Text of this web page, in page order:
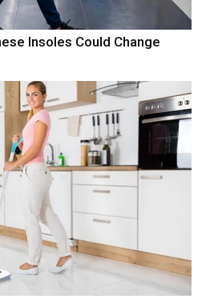
Insoles Could Change